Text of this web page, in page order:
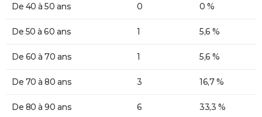
De 40 à 50 ans 0 0 %
De 50 à 60 ans 1 5,6 %
De 60 à 70 ans 1 5,6 %
De 70 à 80 ans 3 16,7 %
De 80 à 90 ans 6 33,3 %